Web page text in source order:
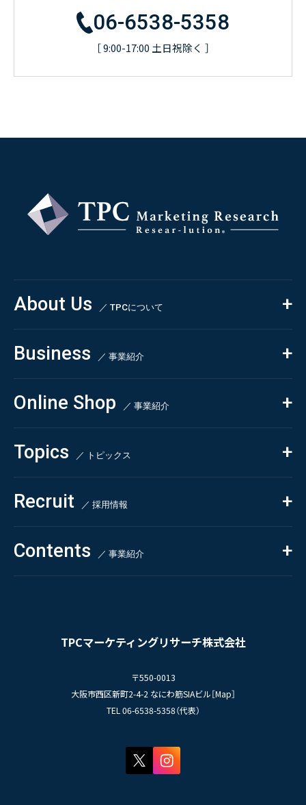
06-6538-5358
［ 9:00-17:00 土日祝除く ］
TPCマーケティングリサーチ株式会社
〒550-0013
大阪市西区新町2-4-2 なにわ筋SIAビル［Map］
TEL 06-6538-5358（代表）
About Us ／ TPCについて
私たちの強み
会社概要・沿革
CSR
Business ／ 事業紹介
コンサルティング
依頼・受託調査
- 市場調査
- 競合調査
- アンケート調査
- クイックリサーチ
自主企画調査
Online Shop ／ 事業紹介
Beauty & Cosmetics
Health & Food
Pharmaceuticals & Medical
Chemical & Life Sciences
Topics ／ トピックス
ALL
お知らせ
新刊情報
掲載情報
Recruit ／ 採用情報
採用TOP
- 求める人物像
Contents ／ 事業紹介
お問い合わせ
プライバシーポリシー